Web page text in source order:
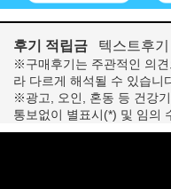
후기 적립금 텍스트후기
※구매후기는 주관적인 의
라 다르게 해석될 수 있습니
※광고, 오인, 혼동 등 건강
통보없이 별표시(*) 및 임의